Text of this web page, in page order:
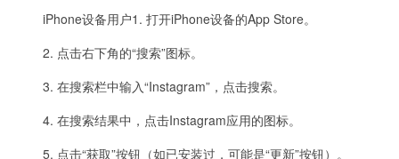
iPhone设备用户1. 打开iPhone设备的App Store。
2. 点击右下角的“搜索”图标。
3. 在搜索栏中输入“Instagram”，点击搜索。
4. 在搜索结果中，点击Instagram应用的图标。
5. 点击“获取”按钮（如已安装过，可能是“更新”按钮）。